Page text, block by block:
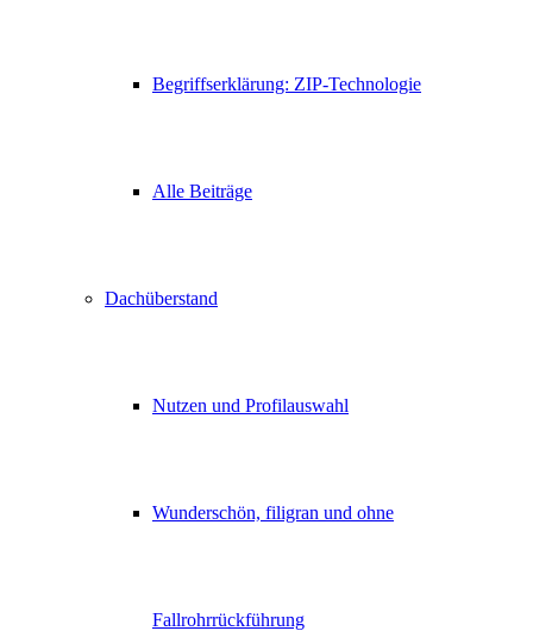
Begriffserklärung: ZIP-Technologie
Alle Beiträge
Dachüberstand
Nutzen und Profilauswahl
Wunderschön, filigran und ohne
Fallrohrrückführung